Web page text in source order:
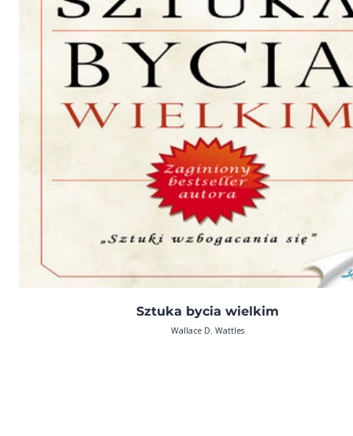
Sztuka bycia wielkim
Wallace D. Wattles